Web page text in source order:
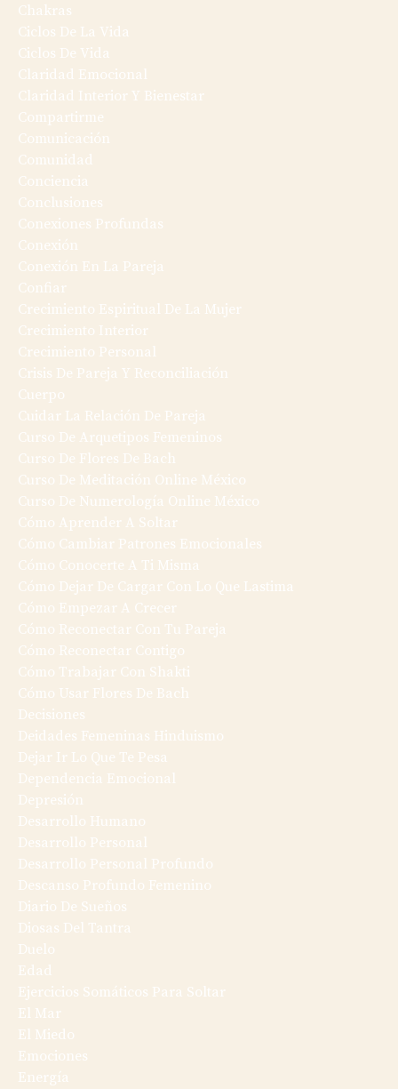
Chakras
Ciclos De La Vida
Ciclos De Vida
Claridad Emocional
Claridad Interior Y Bienestar
Compartirme
Comunicación
Comunidad
Conciencia
Conclusiones
Conexiones Profundas
Conexión
Conexión En La Pareja
Confiar
Crecimiento Espiritual De La Mujer
Crecimiento Interior
Crecimiento Personal
Crisis De Pareja Y Reconciliación
Cuerpo
Cuidar La Relación De Pareja
Curso De Arquetipos Femeninos
Curso De Flores De Bach
Curso De Meditación Online México
Curso De Numerología Online México
Cómo Aprender A Soltar
Cómo Cambiar Patrones Emocionales
Cómo Conocerte A Ti Misma
Cómo Dejar De Cargar Con Lo Que Lastima
Cómo Empezar A Crecer
Cómo Reconectar Con Tu Pareja
Cómo Reconectar Contigo
Cómo Trabajar Con Shakti
Cómo Usar Flores De Bach
Decisiones
Deidades Femeninas Hinduismo
Dejar Ir Lo Que Te Pesa
Dependencia Emocional
Depresión
Desarrollo Humano
Desarrollo Personal
Desarrollo Personal Profundo
Descanso Profundo Femenino
Diario De Sueños
Diosas Del Tantra
Duelo
Edad
Ejercicios Somáticos Para Soltar
El Mar
El Miedo
Emociones
Energía